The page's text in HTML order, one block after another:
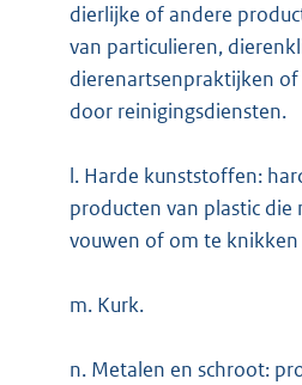
dierlijke of andere
van particulieren,
dierenartsenpraktijken
door reinigingsdiensten.
l. Harde kunststoffen:
producten van plastic
vouwen of om te knikken
m. Kurk.
n. Metalen en schroot: